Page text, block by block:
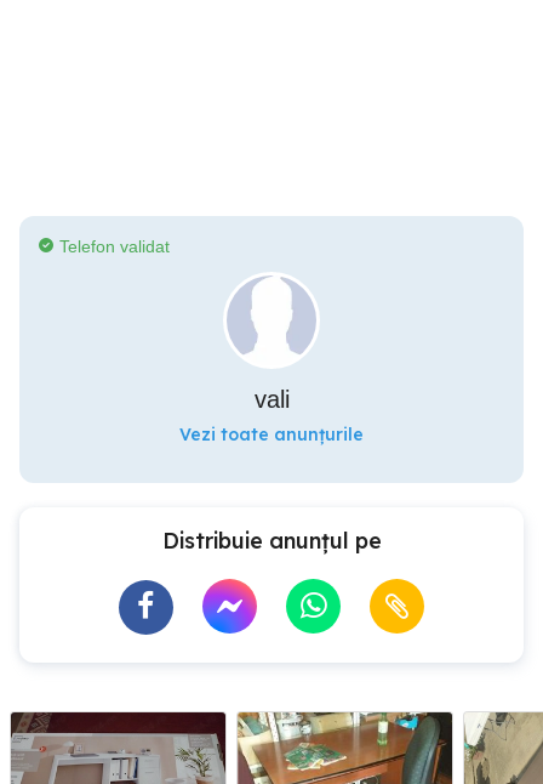
Telefon validat
vali
Vezi toate anunțurile
Distribuie anunțul pe